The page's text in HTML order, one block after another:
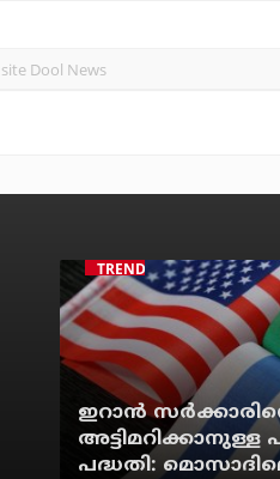
TRENDING
ഇറാന്‍
അട്ടിമറിക്കാനുള്ള
പദ്ധതി: